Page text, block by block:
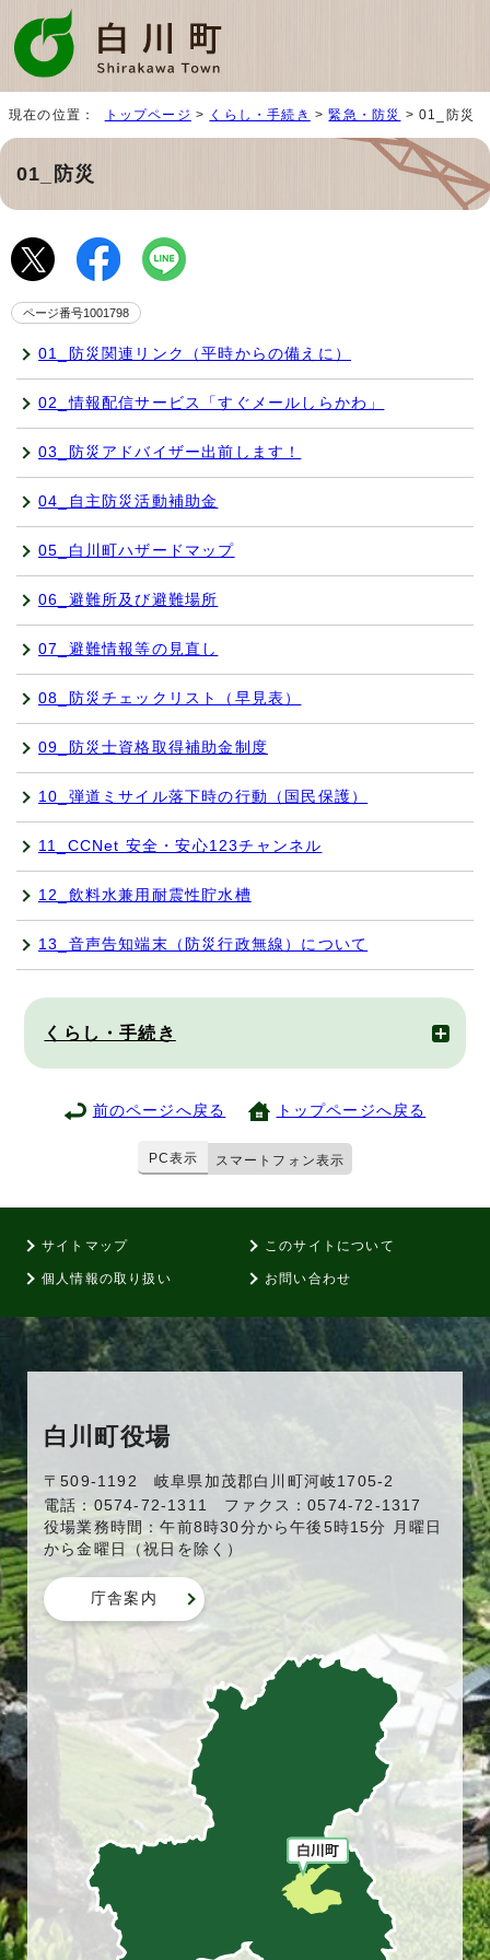
現在の位置： トップページ > くらし・手続き >緊急・防災 > 01_防災
01_防災
ページ番号1001798
01_防災関連リンク（平時からの備えに）
02_情報配信サービス「すぐメールしらかわ」
03_防災アドバイザー出前します！
04_自主防災活動補助金
05_白川町ハザードマップ
06_避難所及び避難場所
07_避難情報等の見直し
08_防災チェックリスト（早見表）
09_防災士資格取得補助金制度
10_弾道ミサイル落下時の行動（国民保護）
11_CCNet 安全・安心123チャンネル
12_飲料水兼用耐震性貯水槽
13_音声告知端末（防災行政無線）について
くらし・手続き
前のページへ戻る トップページへ戻る
PC表示 スマートフォン表示
サイトマップ このサイトについて
個人情報の取り扱い お問い合わせ
白川町役場
〒509-1192 岐阜県加茂郡白川町河岐1705-2
電話：0574-72-1311 ファクス：0574-72-1317
役場業務時間：午前8時30分から午後5時15分 月曜日
から金曜日（祝日を除く）
庁舎案内